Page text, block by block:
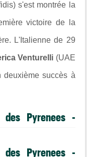
s'est montrée la
victoire de la
L'Italienne de 29
Venturelli (UAE
deuxième succès à
des Pyrenees -
des Pyrenees -